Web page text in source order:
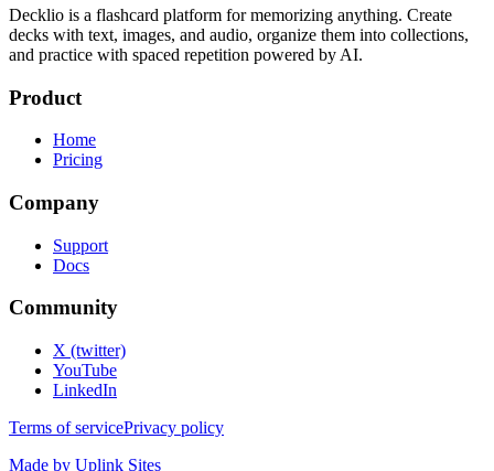
Decklio is a flashcard platform for memorizing anything. Create
decks with text, images, and audio, organize them into collections,
and practice with spaced repetition powered by AI.
Product
Home
Pricing
Company
Support
Docs
Community
X (twitter)
YouTube
LinkedIn
Terms of servicePrivacy policy
Made by Uplink Sites